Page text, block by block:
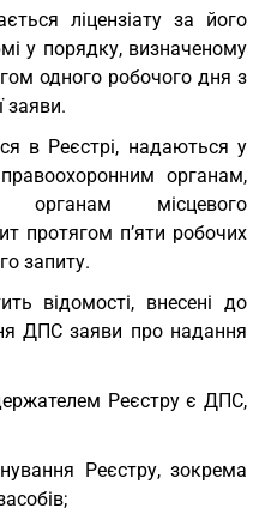
ліцензіату за його
у порядку, визначеному
одного робочого дня з
заяви.
в Реєстрі, надаються у
органам,
органам місцевого
протягом п’яти робочих
запиту.
відомості, внесені до
ДПС заяви про надання
Реєстру є ДПС,
Реєстру, зокрема